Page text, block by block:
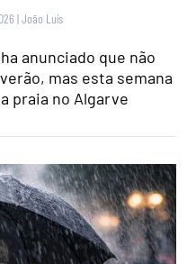
|João Luís
anunciado que não
mas esta semana
praia no Algarve